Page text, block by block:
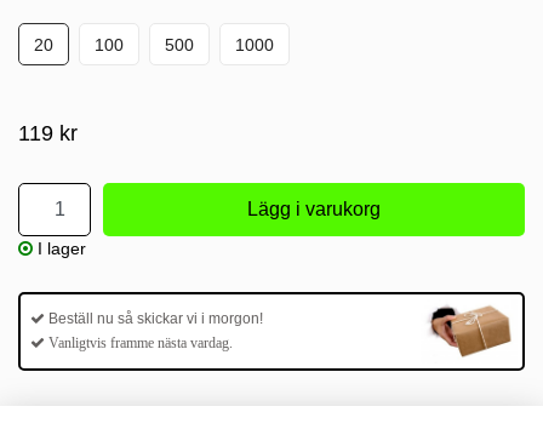
20 100 500 1000
119 kr
I lager
Beställ nu så skickar vi i morgon!
Vanligtvis framme nästa vardag.